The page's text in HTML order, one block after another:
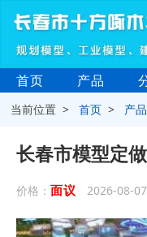
首页 产品
当前位置 >首页 > 产品
长春市模型定
价格： 面议 2026-08-